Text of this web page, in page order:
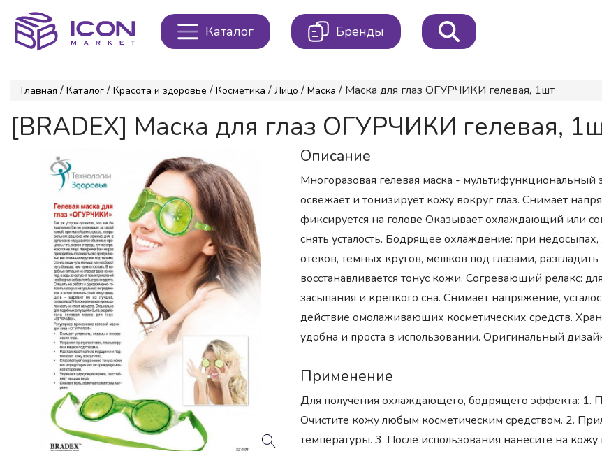
Каталог Бренды
Главная / Каталог / Красота и здоровье / Косметика / Лицо / Маска / Маска для глаз ОГУРЧИКИ гелевая, 1шт
[BRADEX] Маска для глаз ОГУРЧИКИ гелевая,
Описание
Многоразовая гелевая маска - мультифункциональный
освежает и тонизирует кожу вокруг глаз. Снимает
фиксируется на голове Оказывает охлаждающий или
снять усталость. Бодрящее охлаждение: при недосыпах,
отеков, темных кругов, мешков под глазами,
восстанавливается тонус кожи. Согревающий релакс:
засыпания и крепкого сна. Снимает напряжение,
действие омолаживающих косметических средств.
удобна и проста в использовании. Оригинальный
Применение
Для получения охлаждающего, бодрящего эффекта: 1.
Очистите кожу любым косметическим средством. 2.
температуры. 3. После использования нанесите на